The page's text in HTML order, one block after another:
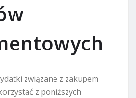
związane z zakupem
z poniższych